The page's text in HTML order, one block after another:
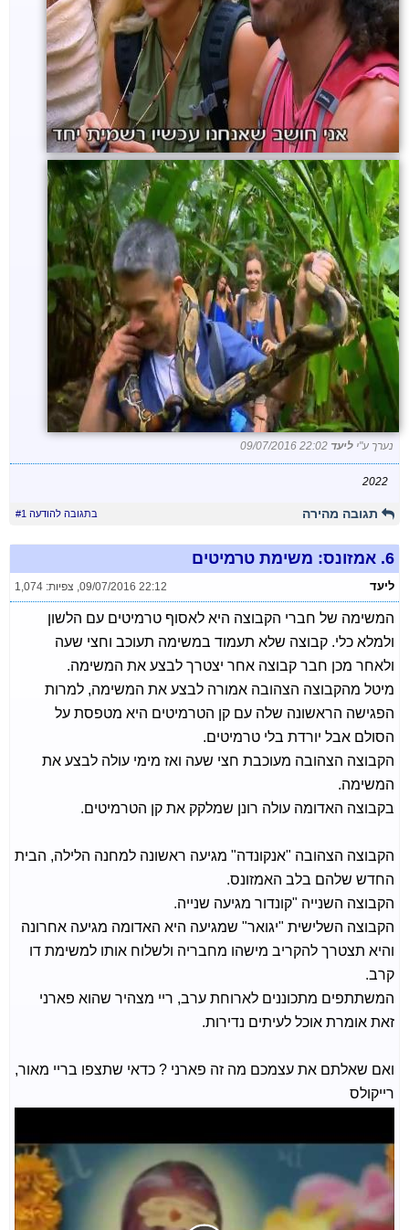
נערך ע"י ליעד 09/07/2016 22:02
2022
תגובה מהירה בתגובה להודעה #1
6. אמזונס: משימת טרמיטים
ליעד 09/07/2016 22:12 צפיות: 1,074
המשימה של חברי הקבוצה היא לאסוף טרמיטים עם הלשון
ולמלא כלי. קבוצה שלא תעמוד במשימה תעוכב וחצי שעה
ולאחר מכן חבר קבוצה אחר יצטרך לבצע את המשימה.
מיטל מהקבוצה הצהובה אמורה לבצע את המשימה, למרות
הפגישה הראשונה שלה עם קן הטרמיטים היא מטפסת על
הסולם אבל יורדת בלי טרמיטים.
הקבוצה הצהובה מעוכבת חצי שעה ואז מימי עולה לבצע את
המשימה.
בקבוצה האדומה עולה רונן שמלקק את קן הטרמיטים.
הקבוצה הצהובה "אנקונדה" מגיעה ראשונה למחנה הלילה, הבית
החדש שלהם בלב האמזונס.
הקבוצה השנייה "קונדור מגיעה שנייה.
הקבוצה השלישית "יגואר" שמגיעה היא האדומה מגיעה אחרונה
והיא תצטרך להקריב מישהו מחבריה ולשלוח אותו למשימת דו
קרב.
המשתתפים מתכוננים לארוחת ערב, ריי מצהיר שהוא פארני
זאת אומרת אוכל לעיתים נדירות.
ואם שאלתם את עצמכם מה זה פארני ? כדאי שתצפו בריי מאור,
רייקולס